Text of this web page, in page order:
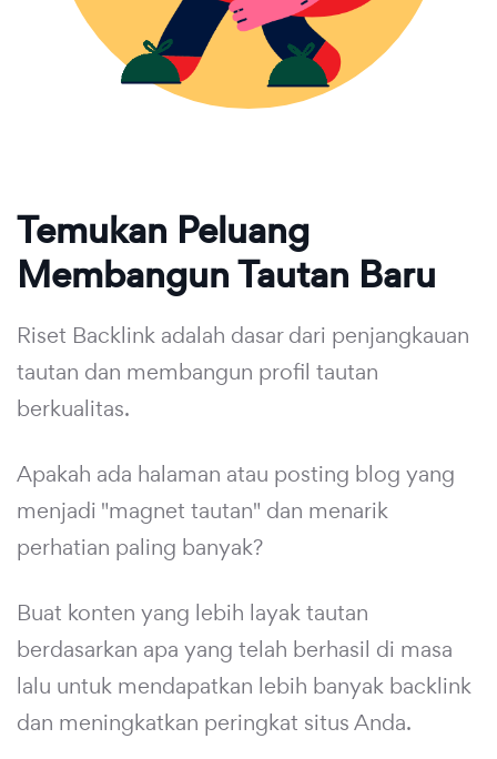
Temukan Peluang
Membangun Tautan Baru
Riset Backlink adalah dasar dari penjangkauan
tautan dan membangun profil tautan
berkualitas.
Apakah ada halaman atau posting blog yang
menjadi "magnet tautan" dan menarik
perhatian paling banyak?
Buat konten yang lebih layak tautan
berdasarkan apa yang telah berhasil di masa
lalu untuk mendapatkan lebih banyak backlink
dan meningkatkan peringkat situs Anda.